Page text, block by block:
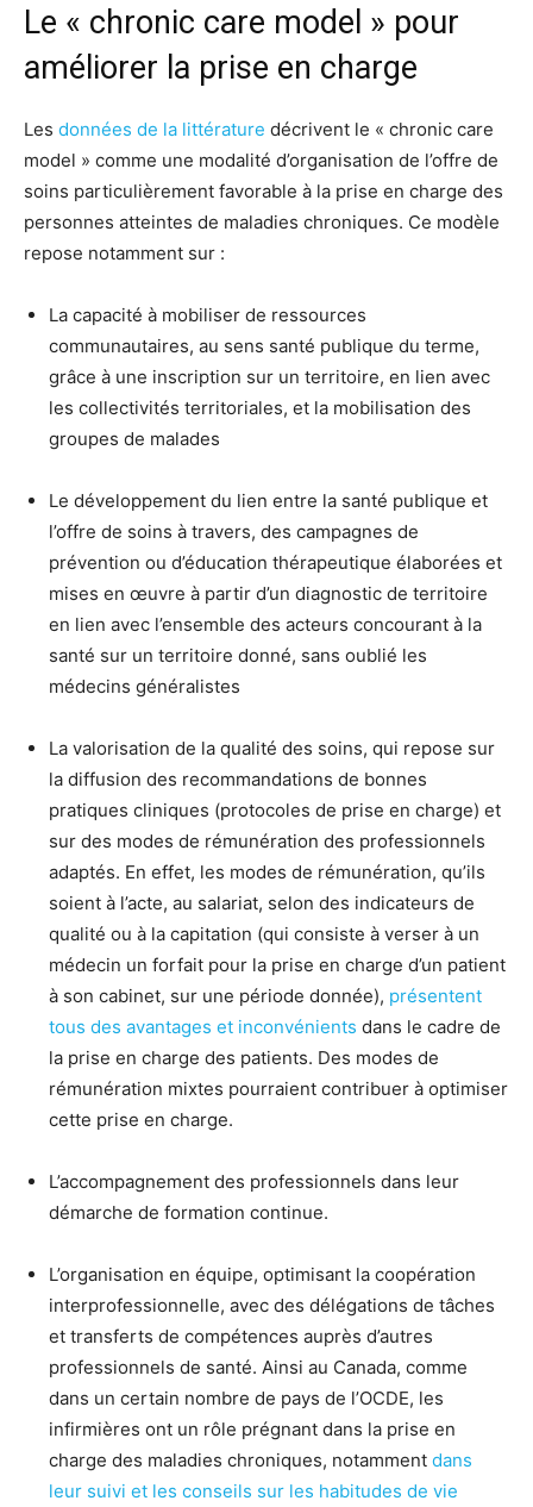
Le « chronic care model » pour
améliorer la prise en charge
Les données de la littérature décrivent le « chronic care
model » comme une modalité d’organisation de l’offre de
soins particulièrement favorable à la prise en charge des
personnes atteintes de maladies chroniques. Ce modèle
repose notamment sur :
La capacité à mobiliser de ressources
communautaires, au sens santé publique du terme,
grâce à une inscription sur un territoire, en lien avec
les collectivités territoriales, et la mobilisation des
groupes de malades
Le développement du lien entre la santé publique et
l’offre de soins à travers, des campagnes de
prévention ou d’éducation thérapeutique élaborées et
mises en œuvre à partir d’un diagnostic de territoire
en lien avec l’ensemble des acteurs concourant à la
santé sur un territoire donné, sans oublié les
médecins généralistes
La valorisation de la qualité des soins, qui repose sur
la diffusion des recommandations de bonnes
pratiques cliniques (protocoles de prise en charge) et
sur des modes de rémunération des professionnels
adaptés. En effet, les modes de rémunération, qu’ils
soient à l’acte, au salariat, selon des indicateurs de
qualité ou à la capitation (qui consiste à verser à un
médecin un forfait pour la prise en charge d’un patient
à son cabinet, sur une période donnée), présentent
tous des avantages et inconvénients dans le cadre de
la prise en charge des patients. Des modes de
rémunération mixtes pourraient contribuer à optimiser
cette prise en charge.
L’accompagnement des professionnels dans leur
démarche de formation continue.
L’organisation en équipe, optimisant la coopération
interprofessionnelle, avec des délégations de tâches
et transferts de compétences auprès d’autres
professionnels de santé. Ainsi au Canada, comme
dans un certain nombre de pays de l’OCDE, les
infirmières ont un rôle prégnant dans la prise en
charge des maladies chroniques, notamment dans
leur suivi et les conseils sur les habitudes de vie